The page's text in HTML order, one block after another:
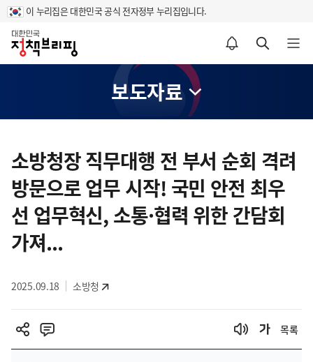
이 누리집은 대한민국 공식 전자정부 누리집입니다.
홈
알림설정 바로가기 검색 바로가기 메뉴 열기
보도자료
츠
영
역
소방청장 직무대행 전 부서 순회 격려
방문으로 업무 시작! 국민 안전 최우
선 업무혁신, 소통·협력 위한 간담회
가져...
2025.09.18 소방청
목록